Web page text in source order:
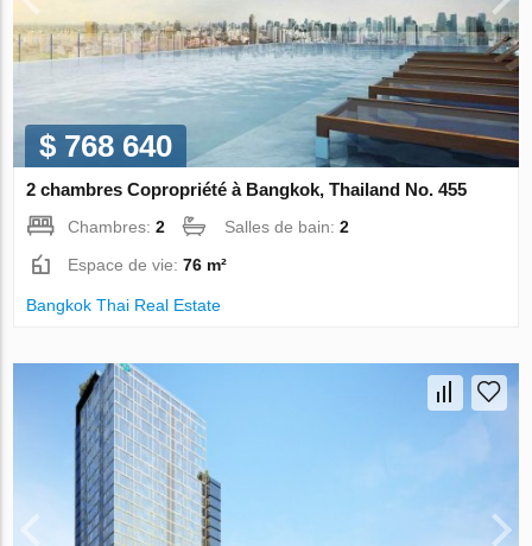
$ 768 640
2 chambres Copropriété à Bangkok, Thailand No. 455
Chambres:2 Salles de bain:2
Espace de vie:76 m²
Bangkok Thai Real Estate